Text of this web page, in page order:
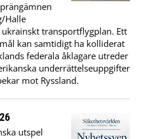
Halle
transportflygplan. Ett
kan samtidigt ha kolliderat
federala åklagare utreder
underrättelseuppgifter
mot Ryssland.
utspel